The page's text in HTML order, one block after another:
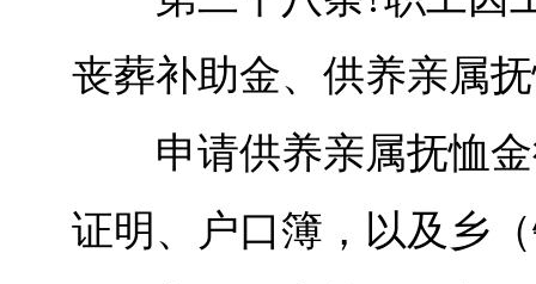
丧葬补助金、供养亲属
申请供养亲属抚恤金
证明、户口簿，以及乡